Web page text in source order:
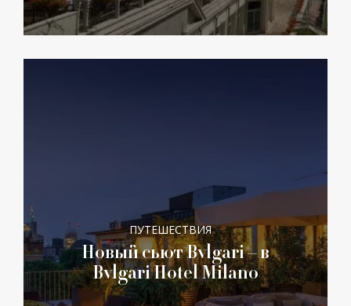
ПУТЕШЕСТВИЯ
Новый сьют Bvlgari – в
Bvlgari Hotel Milano